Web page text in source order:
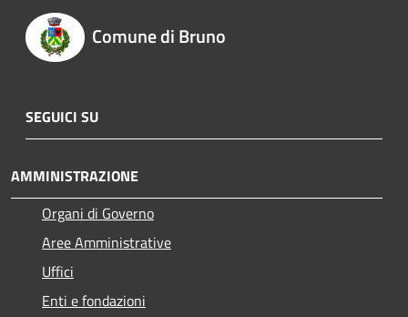
Comune di Bruno
SEGUICI SU
AMMINISTRAZIONE
Organi di Governo
Aree Amministrative
Uffici
Enti e fondazioni